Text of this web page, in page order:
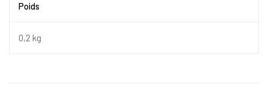
Poids
0,2 kg